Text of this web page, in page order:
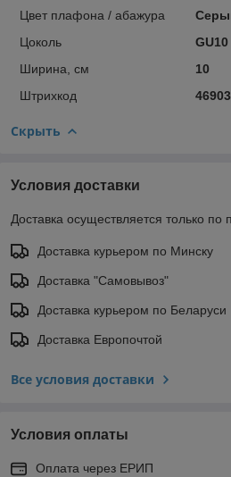
Цвет плафона / абажура
Цоколь
GU10
Ширина, см
10
Штрихкод
Скрыть
Условия доставки
Доставка осуществляется только по
Доставка курьером по Минску
Доставка "Самовывоз"
Доставка курьером по Беларуси
Доставка Европочтой
Все условия доставки
Условия оплаты
Оплата через ЕРИП